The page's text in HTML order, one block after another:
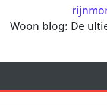
Woon blog: De